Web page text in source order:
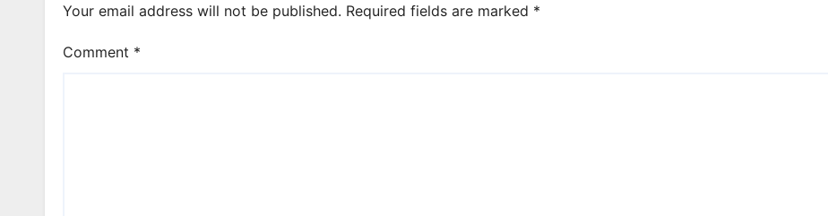
Your email address will not be published. Required fields are marked *
Comment *